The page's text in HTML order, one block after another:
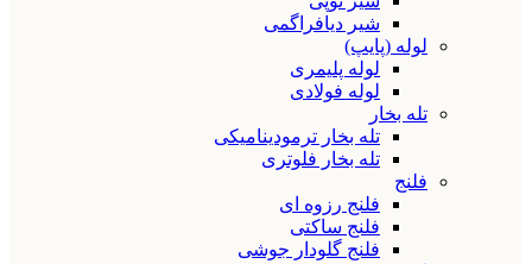
شیر دیافراگمی
لوله (پایپ)
لوله پلیمری
لوله فولادی
تله بخار
تله بخار ترمودینامیکی
تله بخار فلوتری
فلنج
فلنج رزوه ای
فلنج ساکتی
فلنج گلودار جوشی